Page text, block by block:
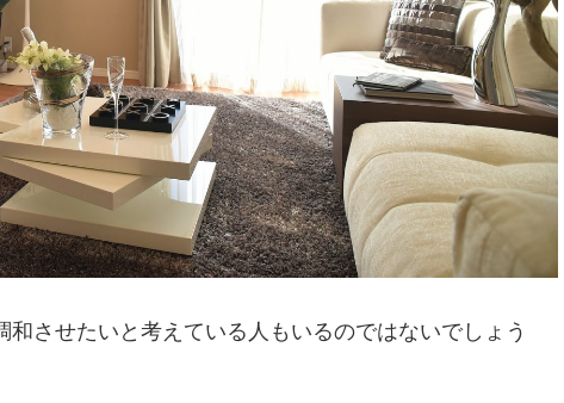
させたいと考えている人もいるのではないでしょう